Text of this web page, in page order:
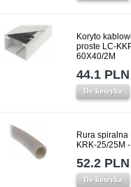
Koryto
proste LC-
60X40/2M
44.1 PLN
Do koszyka
Rura spiralna
KRK-25/25M
52.2 PLN
Do koszyka